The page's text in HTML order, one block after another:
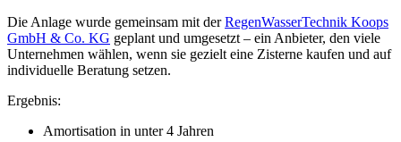
Die Anlage wurde gemeinsam mit derRegenWasserTechnik Koops
GmbH & Co. KG geplant und umgesetzt – ein Anbieter, den viele
Unternehmen wählen, wenn sie gezielt eine Zisterne kaufen und auf
individuelle Beratung setzen.
Ergebnis:
Amortisation in unter 4 Jahren